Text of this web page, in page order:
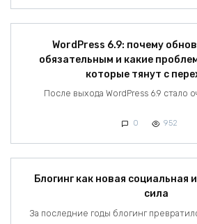
WordPress 6.9: почему
обязательным и какие
которые тянут с
После выхода WordPress 6.9 стало
0 952
Блогинг как новая социальная
сила
За последние годы блогинг